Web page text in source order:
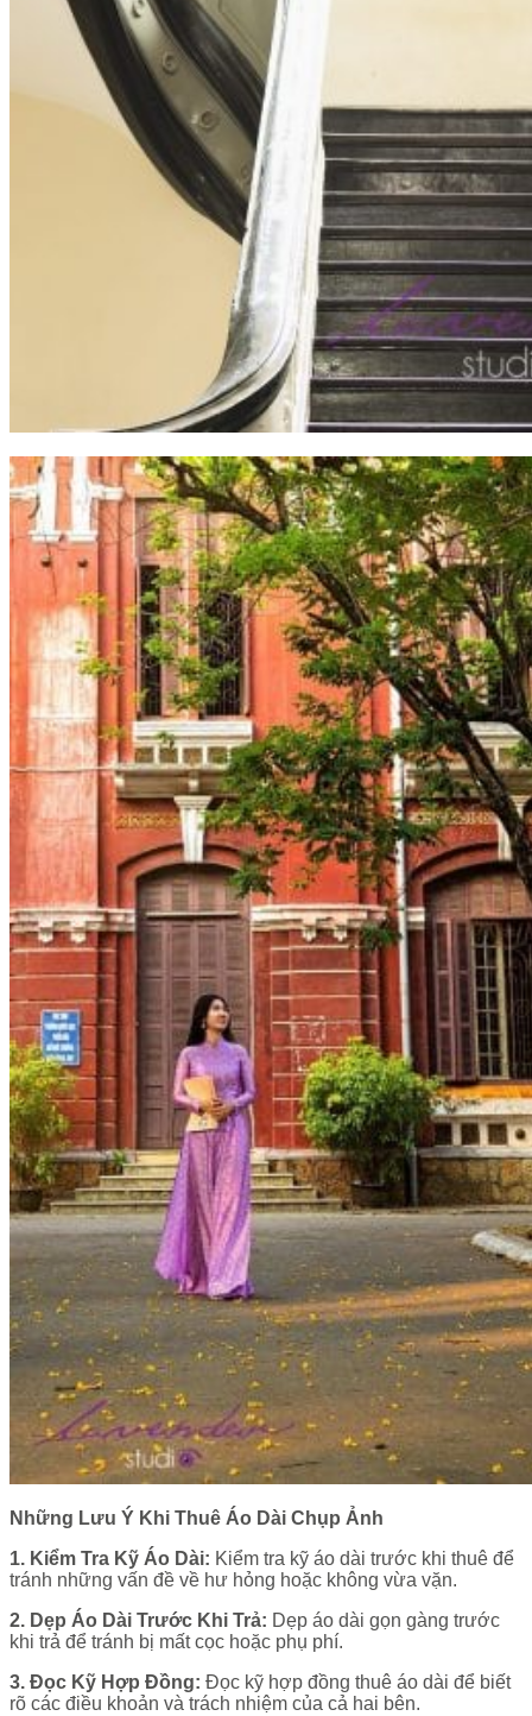
Những Lưu Ý Khi Thuê Áo Dài Chụp Ảnh
1. Kiểm Tra Kỹ Áo Dài: Kiểm tra kỹ áo dài trước khi thuê để
tránh những vấn đề về hư hỏng hoặc không vừa vặn.
2. Dẹp Áo Dài Trước Khi Trả: Dẹp áo dài gọn gàng trước
khi trả để tránh bị mất cọc hoặc phụ phí.
3. Đọc Kỹ Hợp Đồng: Đọc kỹ hợp đồng thuê áo dài để biết
rõ các điều khoản và trách nhiệm của cả hai bên.